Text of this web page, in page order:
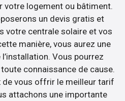
votre logement ou bâtiment.
un devis gratis et
votre centrale solaire et vos
manière, vous aurez une
Vous pourrez
connaissance de cause.
de vous offrir le meilleur tarif
attachons une importante